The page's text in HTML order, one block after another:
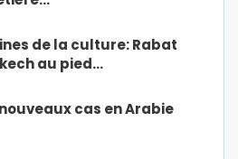
de la culture: Rabat
au pied…
cas en Arabie